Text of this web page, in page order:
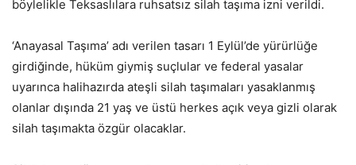
böylelikle Teksaslılara ruhsatsız silah taşıma izni verildi.
‘Anayasal Taşıma’ adı verilen tasarı 1 Eylül’de yürürlüğe
girdiğinde, hüküm giymiş suçlular ve federal yasalar
uyarınca halihazırda ateşli silah taşımaları yasaklanmış
olanlar dışında 21 yaş ve üstü herkes açık veya gizli olarak
silah taşımakta özgür olacaklar.